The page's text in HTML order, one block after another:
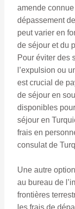
amende
dépassement
peut varier en
de séjour et du
Pour éviter des
l’expulsion ou
est crucial de
de séjour en
disponibles
séjour en
frais en
consulat de
Une autre
au bureau de
frontières